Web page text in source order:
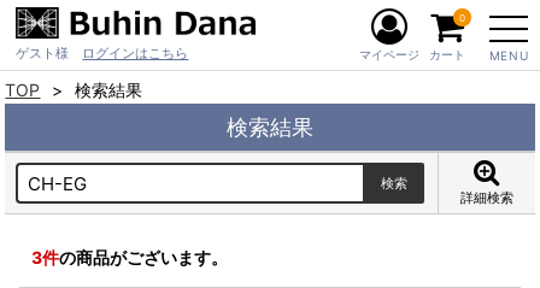
ゲスト様 ログインはこちら MENU
マイページ カート
0
TOP 検索結果
検索結果
詳細検索
3件の商品がございます。